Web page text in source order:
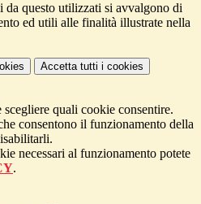
da questo utilizzati si avvalgono di
ed utili alle finalità illustrate nella
Accetta tutti i cookies
scegliere quali cookie consentire.
consentono il funzionamento della
necessari al funzionamento potete
.